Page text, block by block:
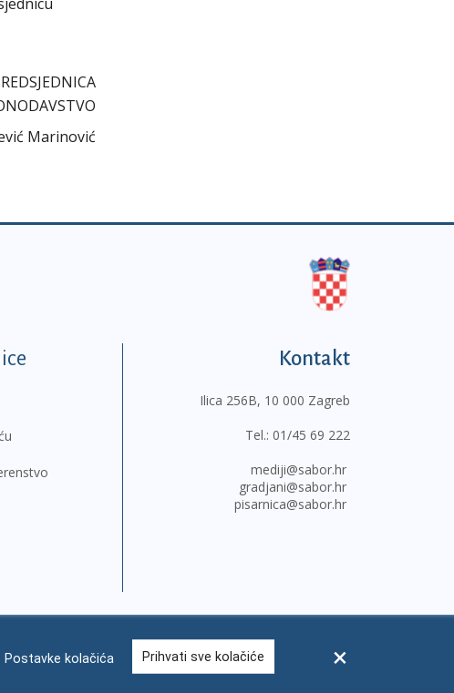
Marinović
Kontakt
Ilica 256B, 10 000 Zagreb
Tel.: 01/45 69 222
mediji@sabor.hr
gradjani@sabor.hr
pisarnica@sabor.hr
Impressum Česta pitanja Kontakti Mapa weba
Postavke kolačića Prihvati sve kolačiće